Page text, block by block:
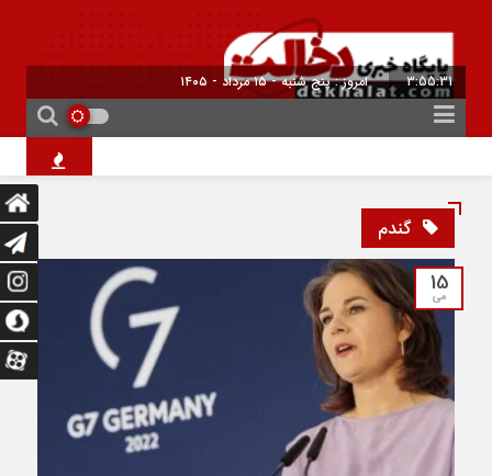
3:55:31 امروز : پنج شنبه - ۱۵ مرداد - ۱۴۰۵
گندم
15
می